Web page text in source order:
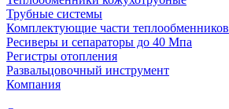
Трубные системы
Комплектующие части теплообменников
Ресиверы и сепараторы до 40 Мпа
Регистры отопления
Развальцовочный инструмент
Компания